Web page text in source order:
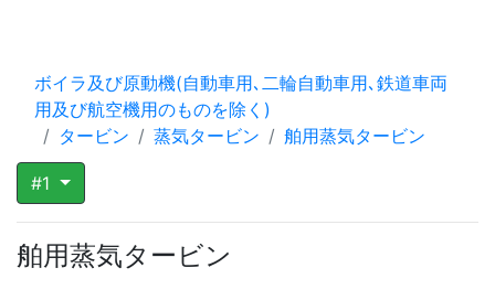
ボイラ及び原動機(自動車用､二輪自動車用､鉄道車両
用及び航空機用のものを除く)
タービン
蒸気タービン 舶用蒸気タービン
#1
舶用蒸気タービン